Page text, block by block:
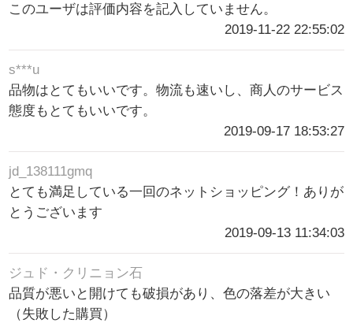
このユーザは評価内容を記入していません。
2019-11-22 22:55:02
s***u
品物はとてもいいです。物流も速いし、商人のサービス
態度もとてもいいです。
2019-09-17 18:53:27
jd_138111gmq
とても満足している一回のネットショッピング！ありが
とうございます
2019-09-13 11:34:03
ジュド・クリニョン石
品質が悪いと開けても破損があり、色の落差が大きい
（失敗した購買）